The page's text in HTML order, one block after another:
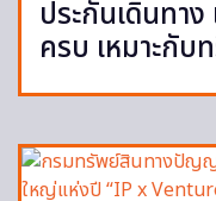
ประกันเดินทา
ครบ เหมาะกั